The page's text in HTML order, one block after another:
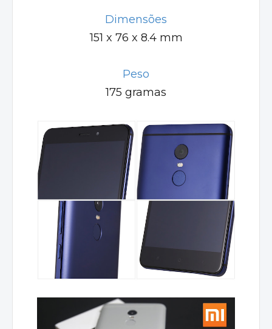
Dimensões
151 x 76 x 8.4 mm
Peso
175 gramas